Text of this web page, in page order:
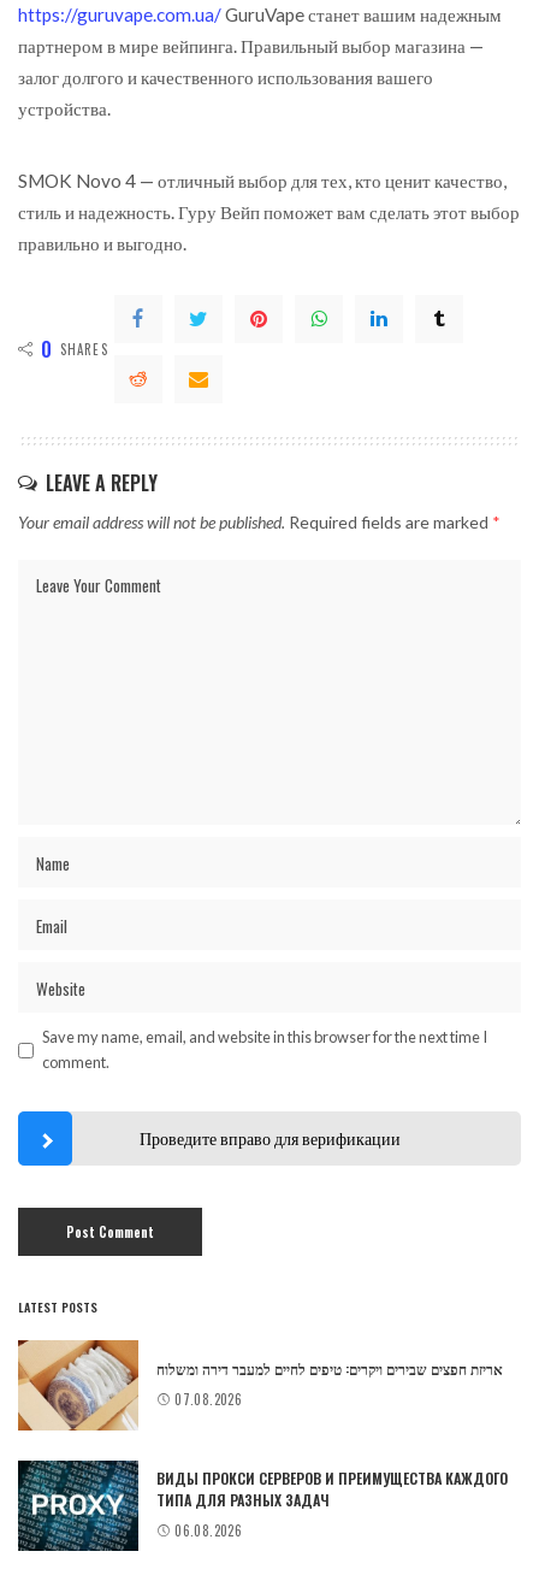
https://guruvape.com.ua/GuruVape станет вашим надежным
партнером в мире вейпинга. Правильный выбор магазина —
залог долгого и качественного использования вашего
устройства.
SMOK Novo 4 — отличный выбор для тех, кто ценит качество,
стиль и надежность. Гуру Вейп поможет вам сделать этот выбор
правильно и выгодно.
0 SHARES
LEAVE A REPLY
Your email address will not be published. Required fields are marked *
Save my name, email, and website in this browser for the next time I
comment.
Проведите вправо для верификации
LATEST POSTS
אריזת חפצים שבירים ויקרים: טיפים לחיים למעבר דירה ומשלוח
07.08.2026
ВИДЫ ПРОКСИ СЕРВЕРОВ И ПРЕИМУЩЕСТВА КАЖДОГО
ТИПА ДЛЯ РАЗНЫХ ЗАДАЧ
06.08.2026